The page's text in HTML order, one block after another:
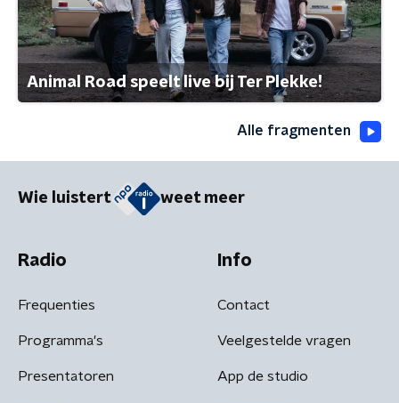
Animal Road speelt live bij Ter Plekke!
Alle fragmenten
Wie luistert weet meer
Radio
Frequenties
Programma's
Presentatoren
Info
Contact
Veelgestelde vragen
App de studio